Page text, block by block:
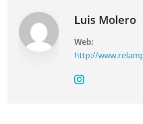
k Luis Molero
Web:
http://